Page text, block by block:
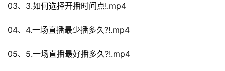
03、3.如何选择开播时间点!.mp4
04、4.一场直播最少播多久?!.mp4
05、5.一场直播最好播多久?!.mp4